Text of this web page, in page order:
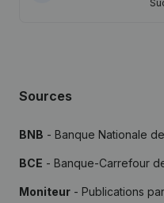
Sources
BNB - Banque Nationale
BCE - Banque-Carrefour
Moniteur - Publications